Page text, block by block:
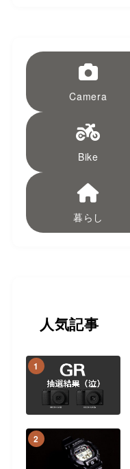
Camera
Bike
暮らし
人気記事
1
2